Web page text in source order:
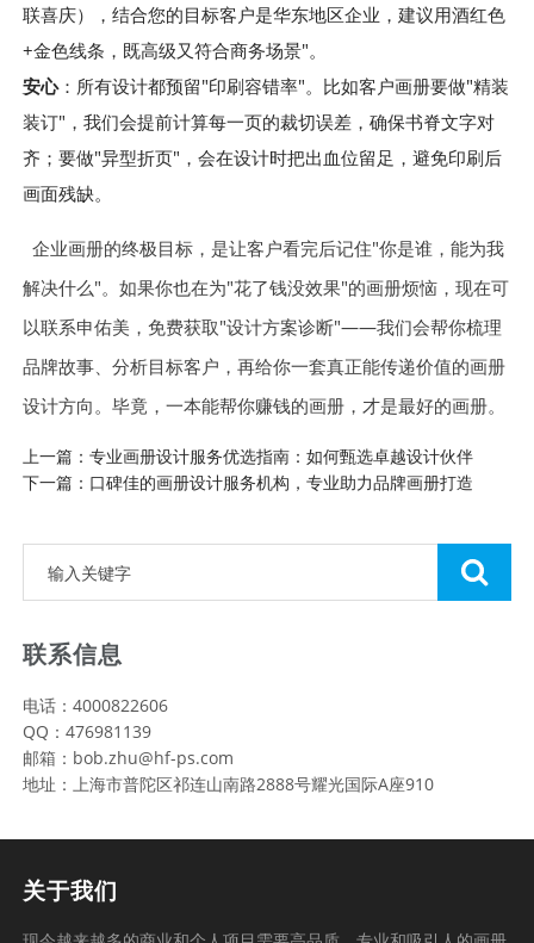
联喜庆），结合您的目标客户是华东地区企业，建议用酒红色
+金色线条，既高级又符合商务场景"。
安心：所有设计都预留"印刷容错率"。比如客户画册要做"精装
装订"，我们会提前计算每一页的裁切误差，确保书脊文字对
齐；要做"异型折页"，会在设计时把出血位留足，避免印刷后
画面残缺。
企业画册的终极目标，是让客户看完后记住"你是谁，能为我
解决什么"。如果你也在为"花了钱没效果"的画册烦恼，现在可
以联系申佑美，免费获取"设计方案诊断"——我们会帮你梳理
品牌故事、分析目标客户，再给你一套真正能传递价值的画册
设计方向。毕竟，一本能帮你赚钱的画册，才是最好的画册。
上一篇：专业画册设计服务优选指南：如何甄选卓越设计伙伴
下一篇：口碑佳的画册设计服务机构，专业助力品牌画册打造
联系信息
电话：4000822606
QQ：476981139
邮箱：bob.zhu@hf-ps.com
地址：上海市普陀区祁连山南路2888号耀光国际A座910
关于我们